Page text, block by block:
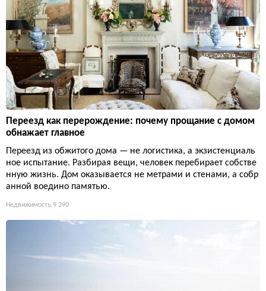
Переезд как перерождение: почему прощание с домом
обнажает главное
Переезд из обжитого дома — не логистика, а экзистенциаль
ное испытание. Разбирая вещи, человек перебирает собстве
нную жизнь. Дом оказывается не метрами и стенами, а собр
анной воедино памятью.
Недвижимость 9 390